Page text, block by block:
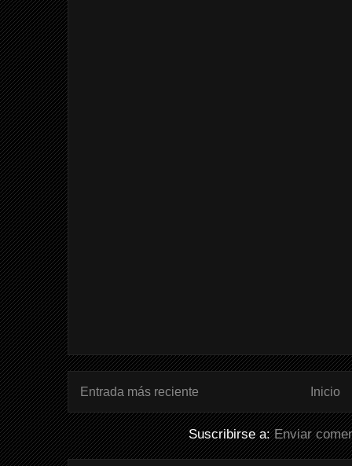
Entrada más reciente Inicio
Suscribirse a:Enviar